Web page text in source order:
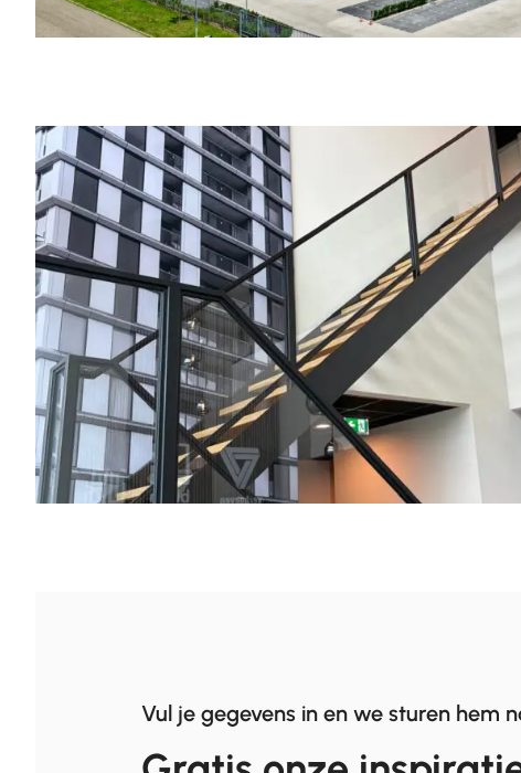
Vul je gegevens in en we sturen hem